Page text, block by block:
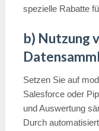
spezielle Rabatte
b) Nutzung
Setzen Sie auf
Salesforce oder
und Auswertung
Durch